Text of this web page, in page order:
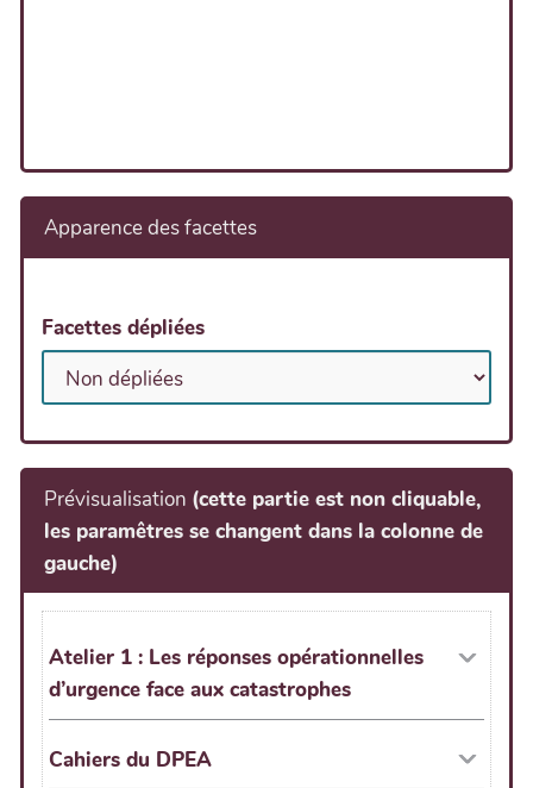
Apparence des facettes
Facettes dépliées
Prévisualisation (cette partie est non cliquable,
les paramêtres se changent dans la colonne de
gauche)